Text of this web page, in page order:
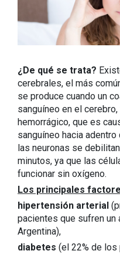
¿De qué se trata?
cerebrales, el más
se produce cuando un
sanguíneo en el
hemorrágico, que es
sanguíneo hacia
las neuronas se
minutos, ya que las
funcionar sin oxígeno.
Los principales
hipertensión arterial
pacientes que sufren un
Argentina),
diabetes (el 22% de los